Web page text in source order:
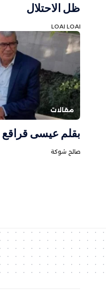
ظل الاحتلال
LOAI LOAI
مقالات
بقلم عيسى قراقع
صالح شوكة